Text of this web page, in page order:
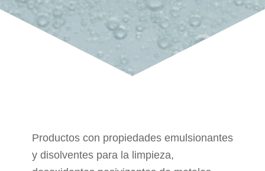
Productos con propiedades emulsionantes
y disolventes para la limpieza,